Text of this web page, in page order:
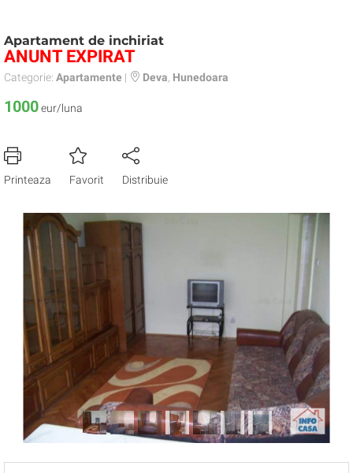
Apartament de inchiriat
ANUNT EXPIRAT
Categorie: Apartamente | Deva Hunedoara
1000eur/luna
Printeaza Favorit Distribuie